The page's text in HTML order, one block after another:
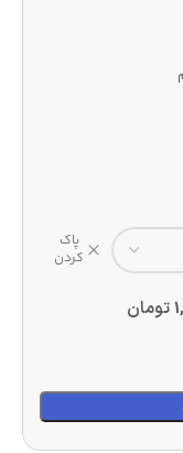
پاک
کردن
تومان